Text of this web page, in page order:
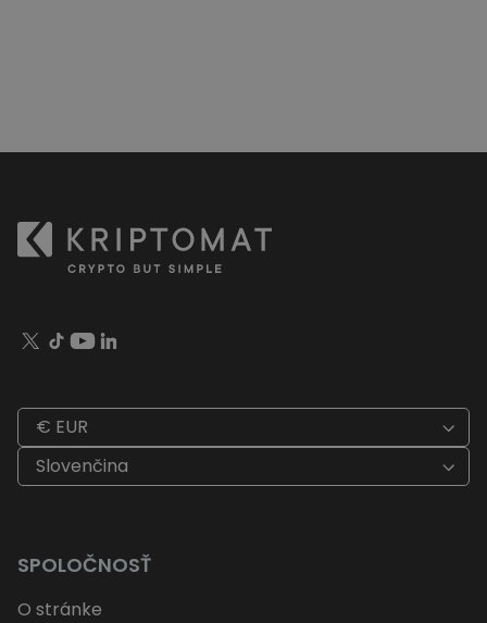
€ EUR
Slovenčina
SPOLOČNOSŤ
O stránke